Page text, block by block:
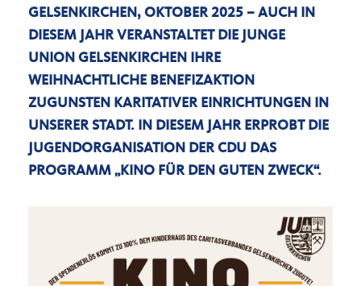
GELSENKIRCHEN, OKTOBER 2025 – AUCH IN
DIESEM JAHR VERANSTALTET DIE JUNGE
UNION GELSENKIRCHEN IHRE
WEIHNACHTLICHE BENEFIZAKTION
ZUGUNSTEN KARITATIVER EINRICHTUNGEN IN
UNSERER STADT. IN DIESEM JAHR ERPROBT DIE
JUGENDORGANISATION DER CDU DAS
PROGRAMM KINO FÜR DEN GUTEN ZWECK“.